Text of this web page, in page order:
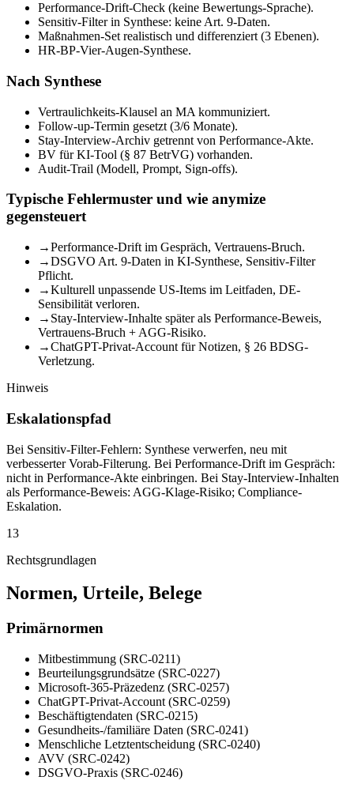
Performance-Drift-Check (keine Bewertungs-Sprache).
Sensitiv-Filter in Synthese: keine Art. 9-Daten.
Maßnahmen-Set realistisch und differenziert (3 Ebenen).
HR-BP-Vier-Augen-Synthese.
Nach Synthese
Vertraulichkeits-Klausel an MA kommuniziert.
Follow-up-Termin gesetzt (3/6 Monate).
Stay-Interview-Archiv getrennt von Performance-Akte.
BV für KI-Tool (§ 87 BetrVG) vorhanden.
Audit-Trail (Modell, Prompt, Sign-offs).
Typische Fehlermuster und wie anymize
gegensteuert
→Performance-Drift im Gespräch, Vertrauens-Bruch.
→DSGVO Art. 9-Daten in KI-Synthese, Sensitiv-Filter
Pflicht.
→Kulturell unpassende US-Items im Leitfaden, DE-
Sensibilität verloren.
→ Stay-Interview-Inhalte später als Performance-Beweis,
Vertrauens-Bruch + AGG-Risiko.
→ChatGPT-Privat-Account für Notizen, § 26 BDSG-
Verletzung.
Hinweis
Eskalationspfad
Bei Sensitiv-Filter-Fehlern: Synthese verwerfen, neu mit
verbesserter Vorab-Filterung. Bei Performance-Drift im Gespräch:
nicht in Performance-Akte einbringen. Bei Stay-Interview-Inhalten
als Performance-Beweis: AGG-Klage-Risiko; Compliance-
Eskalation.
13
Rechtsgrundlagen
Normen, Urteile, Belege
Primärnormen
Mitbestimmung (SRC-0211)
Beurteilungsgrundsätze (SRC-0227)
Microsoft-365-Präzedenz (SRC-0257)
ChatGPT-Privat-Account (SRC-0259)
Beschäftigtendaten (SRC-0215)
Gesundheits-/familiäre Daten (SRC-0241)
Menschliche Letztentscheidung (SRC-0240)
AVV (SRC-0242)
DSGVO-Praxis (SRC-0246)